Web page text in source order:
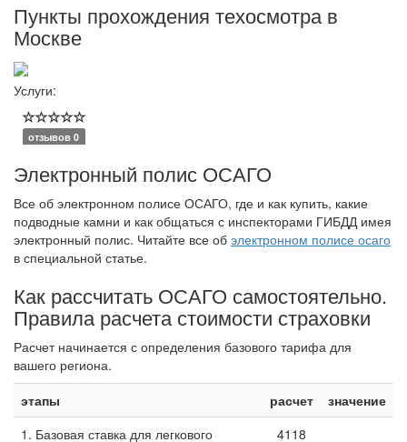
Пункты прохождения техосмотра в
Москве
Услуги:
отзывов 0
Электронный полис ОСАГО
Все об электронном полисе ОСАГО, где и как купить, какие
подводные камни и как общаться с инспекторами ГИБДД имея
электронный полис. Читайте все об электронном полисе осаго
в специальной статье.
Как рассчитать ОСАГО самостоятельно.
Правила расчета стоимости страховки
Расчет начинается с определения базового тарифа для
вашего региона.
этапы
расчет
значение
1. Базовая ставка для легкового
4118